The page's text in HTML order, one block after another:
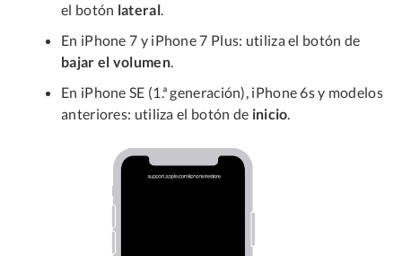
el botón lateral.
En iPhone 7 y iPhone 7 Plus: utiliza el botón de
bajar el volumen.
En iPhone SE (1.ª generación), iPhone 6s y modelos
anteriores: utiliza el botón de inicio.